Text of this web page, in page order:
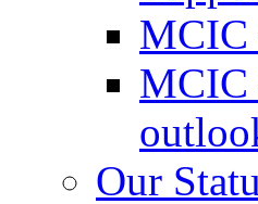
MCIC
MCIC
Our